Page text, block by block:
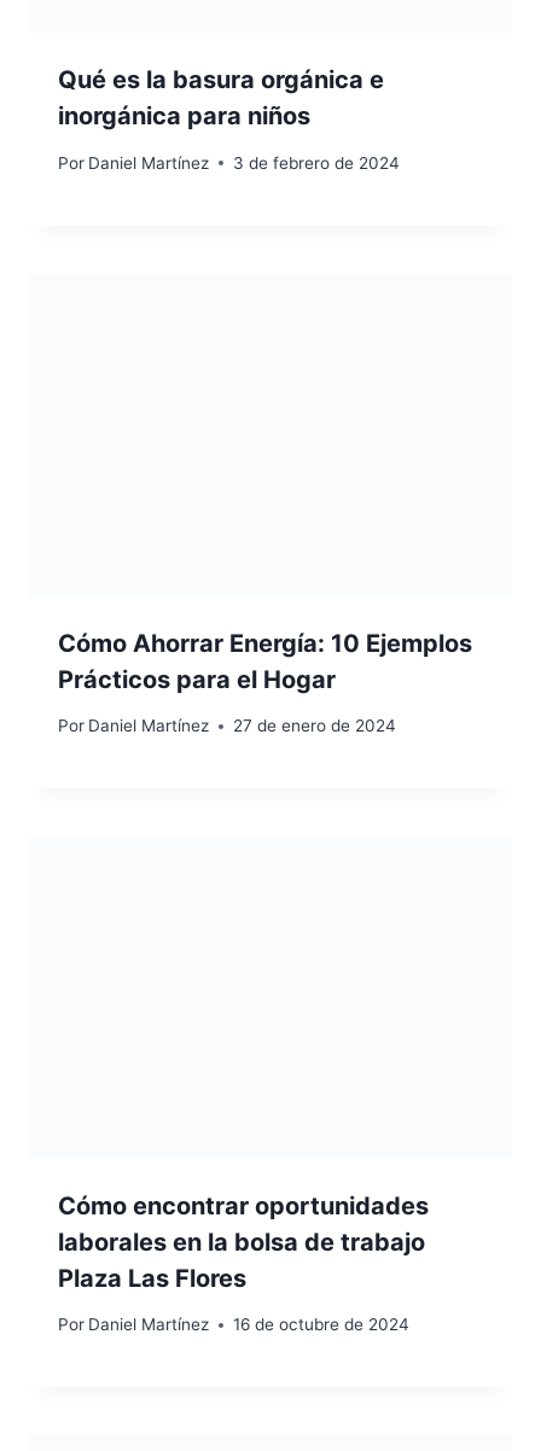
Qué es la basura orgánica e
inorgánica para niños
Por Daniel Martínez 3 de febrero de 2024
Cómo Ahorrar Energía: 10 Ejemplos
Prácticos para el Hogar
Por Daniel Martínez 27 de enero de 2024
Cómo encontrar oportunidades
laborales en la bolsa de trabajo
Plaza Las Flores
Por Daniel Martínez 16 de octubre de 2024